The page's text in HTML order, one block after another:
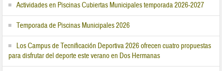
Actividades en Piscinas Cubiertas Municipales temporada 2026-2027
Temporada de Piscinas Municipales 2026
Los Campus de Tecnificación Deportiva 2026 ofrecen cuatro propuestas
para disfrutar del deporte este verano en Dos Hermanas